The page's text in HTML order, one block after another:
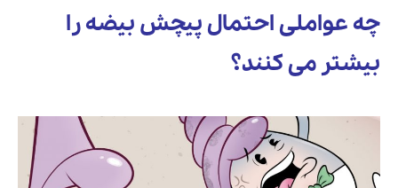
چه عواملی احتمال پیچش بیضه را
بیشتر می کنند؟